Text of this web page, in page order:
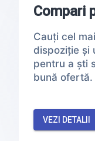
Compari
Cauți cel
dispoziție și
pentru a ști
bună ofertă.
VEZI DETALII